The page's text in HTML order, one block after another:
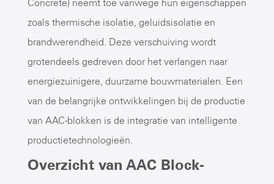
Concrete) neemt toe vanwege hun eigenschappen
zoals thermische isolatie, geluidsisolatie en
brandwerendheid. Deze verschuiving wordt
grotendeels gedreven door het verlangen naar
energiezuinigere, duurzame bouwmaterialen. Een
van de belangrijke ontwikkelingen bij de productie
van AAC-blokken is de integratie van intelligente
productietechnologieën.
Overzicht van AAC Block-